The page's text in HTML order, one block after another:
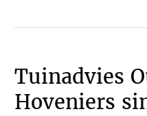
Tuinadvies
Hoveniers